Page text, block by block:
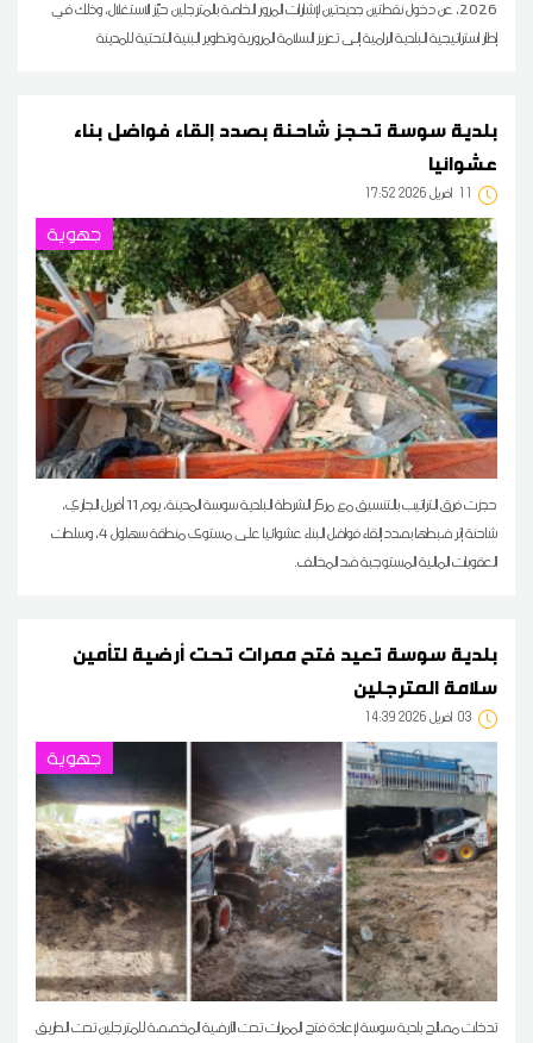
2026، عن دخول نقطتين جديدتين لإشارات المرور الخاصة بالمترجلين حيّز الاستغلال، وذلك في
إطار استراتيجية البلدية الرامية إلى تعزيز السلامة المرورية وتطوير البنية التحتية للمدينة
بلدية سوسة تحجز شاحنة بصدد إلقاء فواضل بناء
عشوائيا
11 17:52 2026 أفريل
جهوية
حجزت فرق التراتيب بالتنسيق مع مركز الشرطة البلدية سوسة المدينة، يوم 11 أفريل الجاري،
شاحنة إثر ضبطها بصدد إلقاء فواضل البناء عشوائيا على مستوى منطقة سهلول 4، وسلطت
العقوبات المالية المستوجبة ضد المخالف.
بلدية سوسة تعيد فتح ممرات تحت أرضية لتأمين
سلامة المترجلين
03 14:39 2026 أفريل
جهوية
تدخلت مصالح بلدية سوسة لإعادة فتح الممرات تحت الأرضية المخصصة للمترجلين تحت الطريق